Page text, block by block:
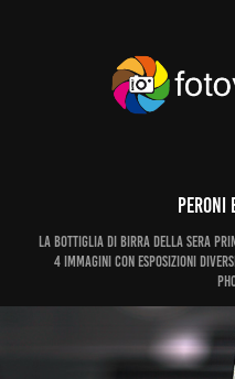
La bottiglia di birra della sera
4 immagini con esposizioni